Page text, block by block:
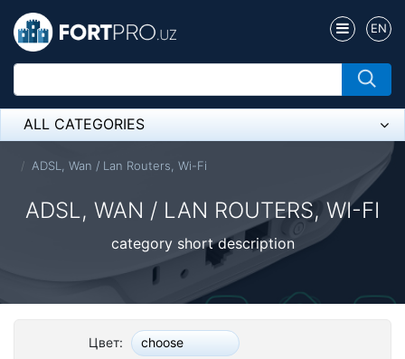
EN
ALL CATEGORIES
Микрофон
Напольные розетки
Оборудование Mikrotik
ADSL, Wan / Lan Routers, Wi-Fi
ADSL, Wan / Lan Routers, Wi-Fi
ADSL, WAN / LAN ROUTERS, WI-FI
category short description
Цвет: choose